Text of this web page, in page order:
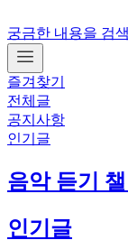
궁금한 내용을 검
즐겨찾기
전체글
공지사항
인기글
음악 듣기 챌
인기글